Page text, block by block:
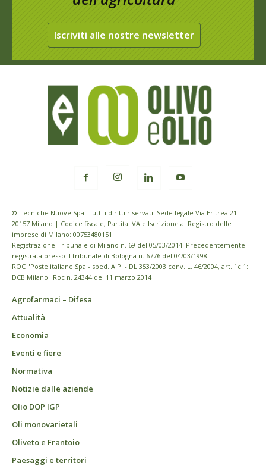
Iscriviti alle nostre newsletter
© Tecniche Nuove Spa. Tutti i diritti riservati. Sede legale Via Eritrea 21 -
20157 Milano | Codice fiscale, Partita IVA e Iscrizione al Registro delle
imprese di Milano: 00753480151
Registrazione Tribunale di Milano n. 69 del 05/03/2014. Precedentemente
registrata presso il tribunale di Bologna n. 6776 del 04/03/1998
ROC "Poste italiane Spa - sped. A.P. - DL 353/2003 conv. L. 46/2004, art. 1c.1:
DCB Milano" Roc n. 24344 del 11 marzo 2014
Agrofarmaci – Difesa
Attualità
Economia
Eventi e fiere
Normativa
Notizie dalle aziende
Olio DOP IGP
Oli monovarietali
Oliveto e Frantoio
Paesaggi e territori